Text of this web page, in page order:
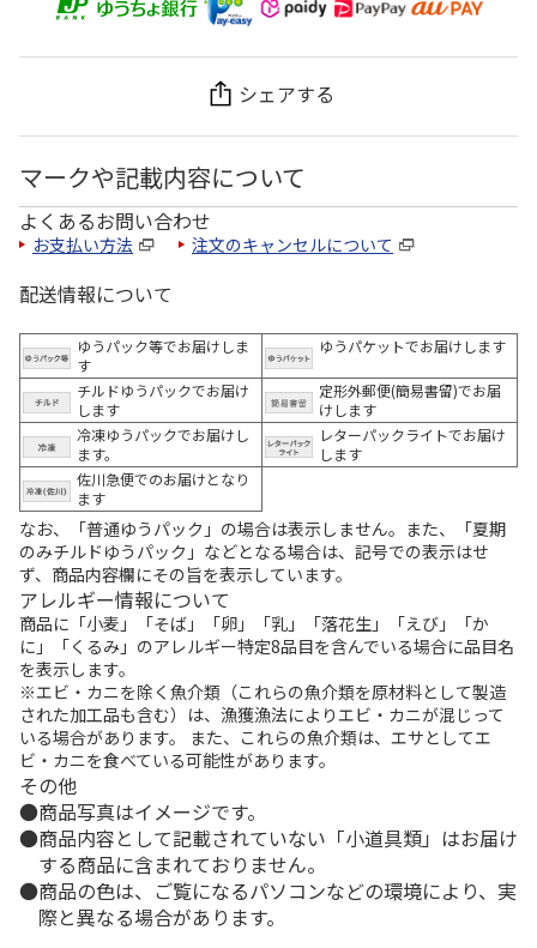
シェアする
マークや記載内容について
よくあるお問い合わせ
お支払い方法 注文のキャンセルについて
配送情報について
ゆうパック等でお届けしま
す
ゆうパケットでお届けします
チルドゆうパックでお届け
します
定形外郵便(簡易書留)でお届
けします
冷凍ゆうパックでお届けし
ます。
レターパックライトでお届け
します
佐川急便でのお届けとなり
ます
なお、「普通ゆうパック」の場合は表示しません。また、「夏期
のみチルドゆうパック」などとなる場合は、記号での表示はせ
ず、商品内容欄にその旨を表示しています。
アレルギー情報について
商品に「小麦」「そば」「卵」「乳」「落花生」「えび」「か
に」「くるみ」のアレルギー特定8品目を含んでいる場合に品目名
を表示します。
※エビ・カニを除く魚介類（これらの魚介類を原材料として製造
された加工品も含む）は、漁獲漁法によりエビ・カニが混じって
いる場合があります。 また、これらの魚介類は、エサとしてエ
ビ・カニを食べている可能性があります。
その他
商品写真はイメージです。
商品内容として記載されていない「小道具類」はお届け
する商品に含まれておりません。
商品の色は、ご覧になるパソコンなどの環境により、実
際と異なる場合があります。